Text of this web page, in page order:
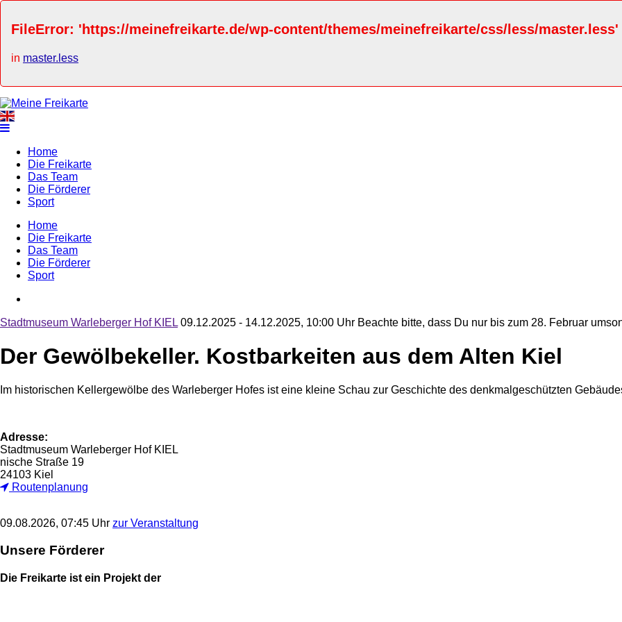
FileError: 'https://meinefreikarte.de/wp-content/themes/meinefreikarte/css/less/
in master.less
Home
Die Freikarte
Das Team
Die Förderer
Sport
Home
Die Freikarte
Das Team
Die Förderer
Sport
Stadtmuseum Warleberger Hof KIEL 09.12.2025 - 14.12.2025, 10:00 Uhr Beachte bitte, dass Du nur bis zum 28. Februar
Der Gewölbekeller. Kostbarkeiten aus dem Alten Kiel
Im historischen Kellergewölbe des Warleberger Hofes ist eine kleine Schau zur Geschichte des denkmalgeschützten
Adresse:
Stadtmuseum Warleberger Hof KIEL
nische Straße 19
24103 Kiel
Routenplanung
09.08.2026, 07:45 Uhr zur Veranstaltung
Unsere Förderer
Die Freikarte ist ein Projekt der